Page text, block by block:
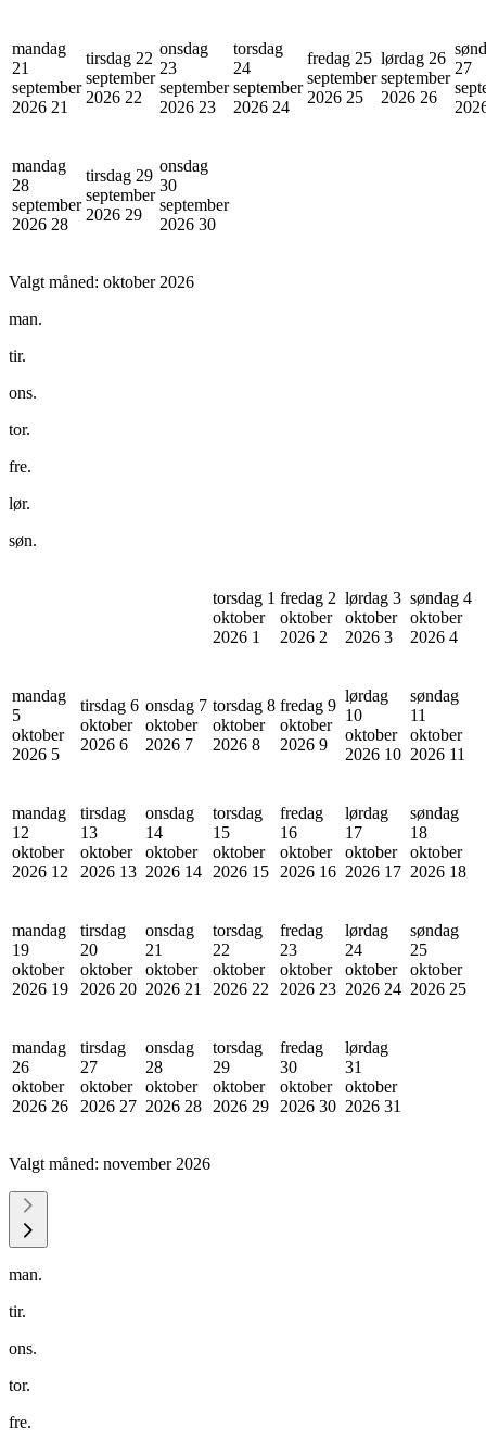
mandag
21
september
2026 21
tirsdag 22
september
2026 22
onsdag
23
september
2026 23
torsdag
24
september
2026 24
fredag 25
september
2026 25
lørdag 26
september
2026 26
27
mandag
28
september
2026 28
tirsdag 29
september
2026 29
onsdag
30
september
2026 30
Valgt måned: oktober 2026
man.
tir.
ons.
tor.
fre.
lør.
søn.
torsdag 1
oktober
2026 1
fredag 2
oktober
2026 2
lørdag 3
oktober
2026 3
søndag 4
oktober
2026 4
mandag
5
oktober
2026 5
tirsdag 6
oktober
2026 6
onsdag 7
oktober
2026 7
torsdag 8
oktober
2026 8
fredag 9
oktober
2026 9
lørdag
10
oktober
2026 10
søndag
11
oktober
2026 11
mandag
12
oktober
2026 12
tirsdag
13
oktober
2026 13
onsdag
14
oktober
2026 14
torsdag
15
oktober
2026 15
fredag
16
oktober
2026 16
lørdag
17
oktober
2026 17
søndag
18
oktober
2026 18
mandag
19
oktober
2026 19
tirsdag
20
oktober
2026 20
onsdag
21
oktober
2026 21
torsdag
22
oktober
2026 22
fredag
23
oktober
2026 23
lørdag
24
oktober
2026 24
søndag
25
oktober
2026 25
mandag
26
oktober
2026 26
tirsdag
27
oktober
2026 27
onsdag
28
oktober
2026 28
torsdag
29
oktober
2026 29
fredag
30
oktober
2026 30
lørdag
31
oktober
2026 31
Valgt måned: november 2026
man.
tir.
ons.
tor.
fre.